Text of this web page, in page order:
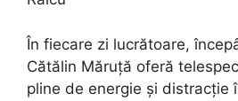
În fiecare zi lucrătoare,
Cătălin Măruță oferă
pline de energie și distracție